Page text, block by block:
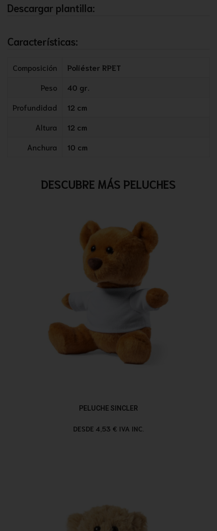
Descargar plantilla:
Características:
Composición
Poliéster RPET
Peso
40 gr.
Profundidad
12 cm
Altura
12 cm
Anchura
10 cm
DESCUBRE MÁS PELUCHES
PELUCHE SINCLER
DESDE 4,53 € IVA INC.